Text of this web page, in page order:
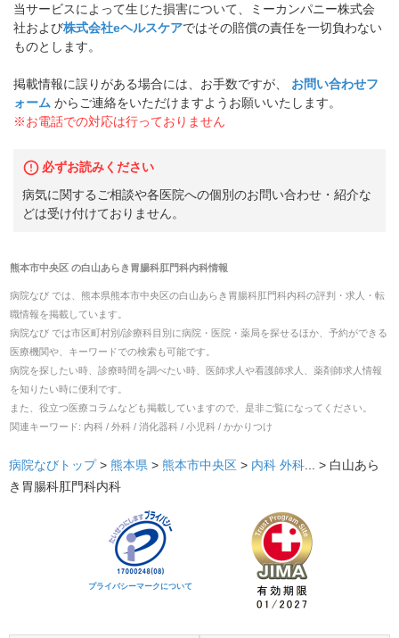
当サービスによって生じた損害について、ミーカンパニー株式会
社および株式会社eヘルスケアではその賠償の責任を一切負わない
ものとします。
掲載情報に誤りがある場合には、お手数ですが、
お問い合わせフ
ォーム からご連絡をいただけますようお願いいたします。
※お電話での対応は行っておりません
必ずお読みください
病気に関するご相談や各医院への個別のお問い合わせ・紹介な
どは受け付けておりません。
熊本市中央区の白山あらき胃腸科肛門科内科情報
病院なび では、 熊本県熊本市中央区の白山あらき胃腸科肛門科内科の評判・求人・転
職情報を掲載しています。
病院なび では市区町村別/診療科目別に病院・医院・薬局を探せるほか、予約ができる
医療機関や、キーワードでの検索も可能です。
病院を探したい時、診療時間を調べたい時、医師求人や看護師求人、薬剤師求人情報
を知りたい時に便利です。
また、役立つ医療コラムなども掲載していますので、是非ご覧になってください。
関連キーワード: 内科 / 外科 / 消化器科 / 小児科 / かかりつけ
病院なびトップ > 熊本県 > 熊本市中央区 > 内科 外科... > 白山あら
き胃腸科肛門科内科
プライバシーマークについて